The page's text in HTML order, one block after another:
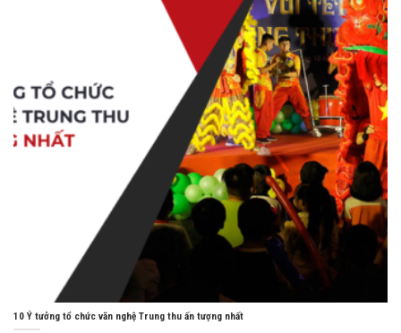
10 Ý tưởng tổ chức văn nghệ Trung thu ấn tượng nhất